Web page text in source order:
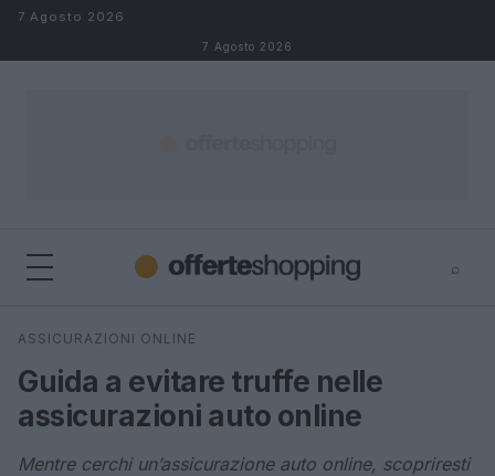
Salta al contenuto
7 Agosto 2026
7 Agosto 2026
⌕
Cerca
ASSICURAZIONI ONLINE
Guida a evitare truffe nelle
assicurazioni auto online
Mentre cerchi un’assicurazione auto online, scopriresti